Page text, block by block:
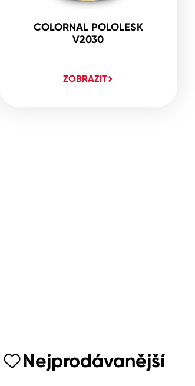
COLORNAL POLOLESK
V2030
ZOBRAZIT
Nejprodávanější